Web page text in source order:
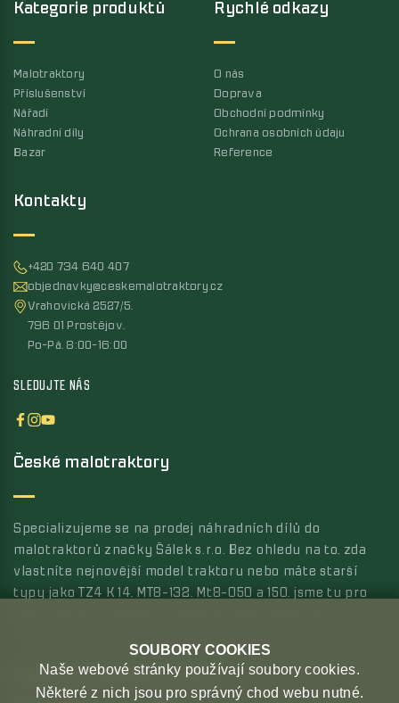
Kontakty
+420 734 640 407
objednavky@ceskemalotraktory.cz
Vrahovická 2527/5,
796 01 Prostějov,
Po-Pá, 8:00-16:00
SLEDUJTE NÁS
Kategorie produktů
Malotraktory
Příslušenství
Nářadí
Náhradní díly
Bazar
Rychlé odkazy
O nás
Doprava
Obchodní podmínky
Ochrana osobních údaju
Reference
České malotraktory
Specializujeme se na prodej náhradních dílů do
malotraktorů značky Šálek s.r.o. Bez ohledu na to, zda
vlastníte nejnovější model traktoru nebo máte starší
typy jako TZ4 K 14, MT8-132, Mt8-050 a 150, jsme tu pro
MOŽNOSTI PLATBYMOŽNOSTI DOPRAVY
SOUBORY COOKIES
Naše webové stránky používají soubory cookies.
Některé z nich jsou pro správný chod webu nutné.